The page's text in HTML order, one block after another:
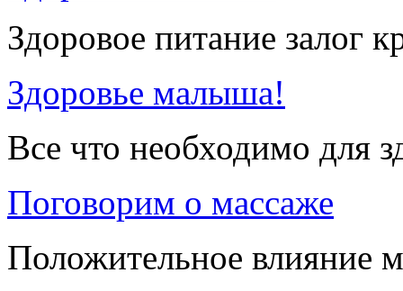
Здоровое питание залог
Здоровье малыша!
Все что необходимо для
Поговорим о массаже
Положительное влияние